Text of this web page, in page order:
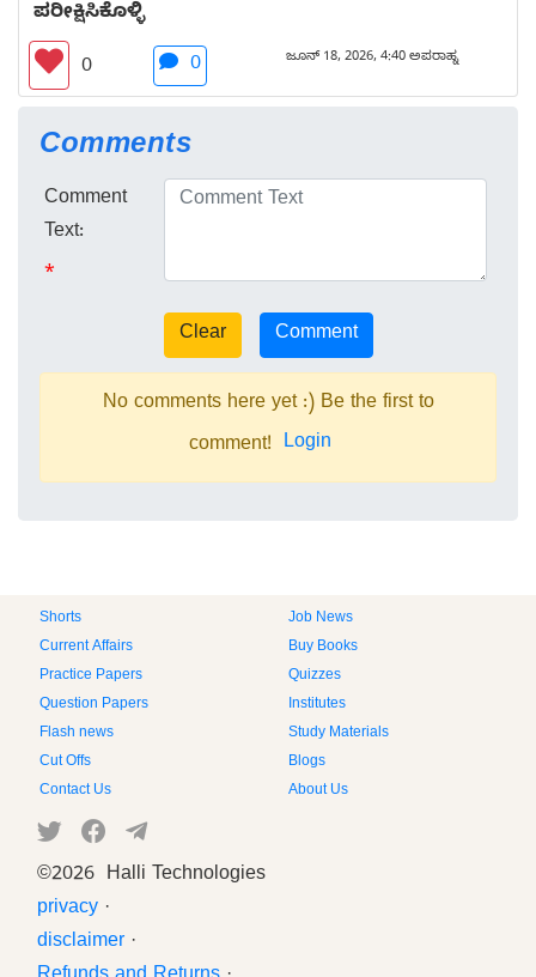
ಪರೀಕ್ಷಿಸಿಕೊಳ್ಳಿ
0 0 ಜೂನ್ 18, 2026, 4:40 ಅಪರಾಹ್ನ
Comments
Comment
Text:
*
No comments here yet :) Be the first to
comment! Login
Shorts
Job News
Current Affairs
Buy Books
Practice Papers
Quizzes
Question Papers
Institutes
Flash news
Study Materials
Cut Offs
Blogs
Contact Us
About Us
©2026 Halli Technologies
privacy ·
disclaimer ·